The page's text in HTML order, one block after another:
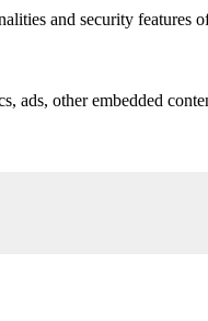
and security features
other embedded